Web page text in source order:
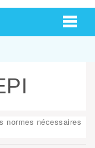
normes nécessaires